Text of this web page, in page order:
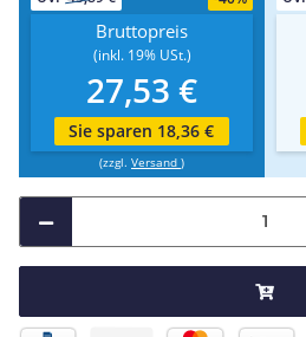
Bruttopreis
(inkl. 19% USt.)
27,53 €
Sie sparen 18,36 €
(zzgl. Versand )